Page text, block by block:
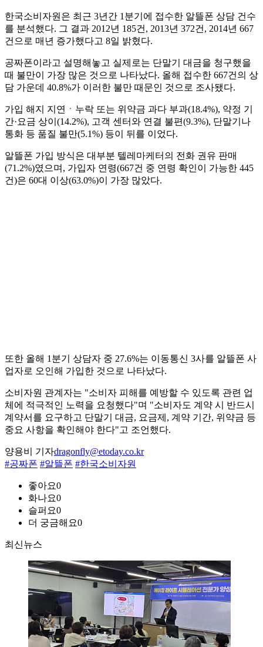
한국소비자원은 최근 3년간 1분기에 접수한 알뜰폰 상담 건수
를 분석했다. 그 결과 2012년 185건, 2013년 372건, 2014년 667
건으로 매년 증가했다고 8일 밝혔다.
공짜폰이라고 설명해놓고 실제로는 단말기 대금을 청구했을
때 불만이 가장 많은 것으로 나타났다. 올해 접수한 667건의 상
담 가운데 40.8%가 이러한 불만 때문인 것으로 조사됐다.
가입 해지 지연ㆍ누락 또는 위약금 과다 부과(18.4%), 약정 기
간·요금 상이(14.2%), 고객 센터와 연결 불편(9.3%), 단말기나
통화 등 품질 불만(5.1%) 등이 뒤를 이었다.
알뜰폰 가입 방식은 대부분 텔레마케터의 전화 권유 판매
(71.2%)였으며, 가입자 연령(667건 중 연령 확인이 가능한 445
건)은 60대 이상(63.0%)이 가장 많았다.
또한 올해 1분기 상담자 중 27.6%는 이동통신 3사를 알뜰폰 사
업자로 오인해 가입한 것으로 나타났다.
소비자원 관계자는 "소비자 피해를 예방할 수 있도록 관련 업
체에 적극적인 노력을 요청했다"며 "소비자도 계약 시 반드시
계약서를 요구하고 단말기 대금, 요금제, 계약 기간, 위약금 등
중요 사항을 확인해야 한다"고 조언했다.
양용비 기자dragonfly@etoday.co.kr
#공짜폰 #알뜰폰 #한국소비자원
좋아요0
화나요0
슬퍼요0
더 궁금해요0
최신뉴스